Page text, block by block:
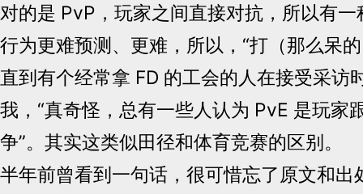
对的是 PvP，玩家之间直接对抗，所以有
行为更难预测、更难，所以，“打（那么呆
直到有个经常拿 FD 的工会的人在接受采访
我，“真奇怪，总有一些人认为 PvE 是玩家
争”。其实这类似田径和体育竞赛的区别。
半年前曾看到一句话，很可惜忘了原文和出